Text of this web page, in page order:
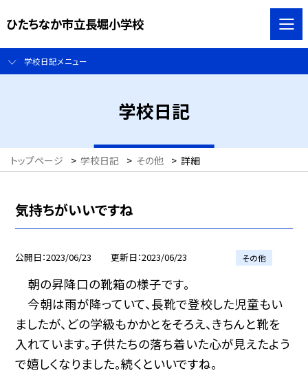
ひたちなか市立長堀小学校
学校日記メニュー
学校日記
トップページ > 学校日記 > その他 > 詳細
気持ちがいいですね
公開日 2023/06/23 更新日 2023/06/23 その他
朝の昇降口の靴箱の様子です。
今朝は雨が降っていて、長靴で登校した児童もい
ましたが、どの学級もかかとをそろえ、きちんと靴を
入れています。子供たちの落ち着いた心が見えたよう
で嬉しくなりました。続くといいですね。